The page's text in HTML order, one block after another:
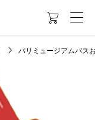

パリミュージアムパス